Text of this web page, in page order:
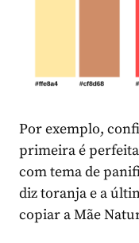
Por exemplo,
primeira é
com tema de
diz toranja e a
copiar a Mãe